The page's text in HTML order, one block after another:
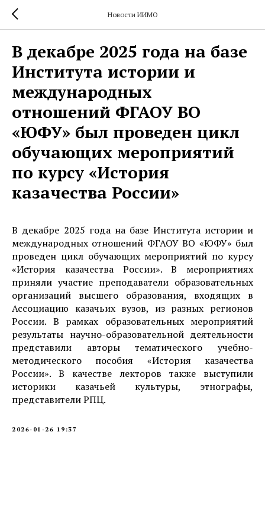
Новости ИИМО
В декабре 2025 года на базе
Института истории и
международных
отношений ФГАОУ ВО
«ЮФУ» был проведен цикл
обучающих мероприятий
по курсу «История
казачества России»
В декабре 2025 года на базе Института истории и
международных отношений ФГАОУ ВО «ЮФУ» был
проведен цикл обучающих мероприятий по курсу
«История казачества России». В мероприятиях
приняли участие преподаватели образовательных
организаций высшего образования, входящих в
Ассоциацию казачьих вузов, из разных регионов
России. В рамках образовательных мероприятий
результаты научно-образовательной деятельности
представили авторы тематического учебно-
методического пособия «История казачества
России». В качестве лекторов также выступили
историки казачьей культуры, этнографы,
представители РПЦ.
2026-01-26 19:37